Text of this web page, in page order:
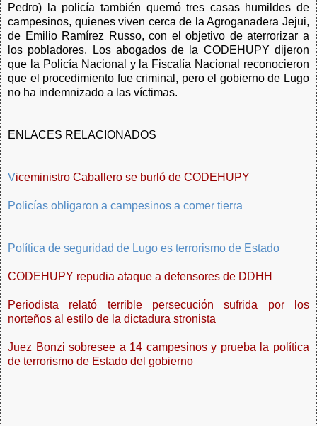
Pedro) la policía también quemó tres casas humildes de
campesinos, quienes viven cerca de la Agroganadera Jejui,
de Emilio Ramírez Russo, con el objetivo de aterrorizar a
los pobladores. Los abogados de la CODEHUPY dijeron
que la Policía Nacional y la Fiscalía Nacional reconocieron
que el procedimiento fue criminal, pero el gobierno de Lugo
no ha indemnizado a las víctimas.
ENLACES RELACIONADOS
Viceministro Caballero se burló de CODEHUPY
Policías obligaron a campesinos a comer tierra
Política de seguridad de Lugo es terrorismo de Estado
CODEHUPY repudia ataque a defensores de DDHH
Periodista relató terrible persecución sufrida por los
norteños al estilo de la dictadura stronista
Juez Bonzi sobresee a 14 campesinos y prueba la política
de terrorismo de Estado del gobierno